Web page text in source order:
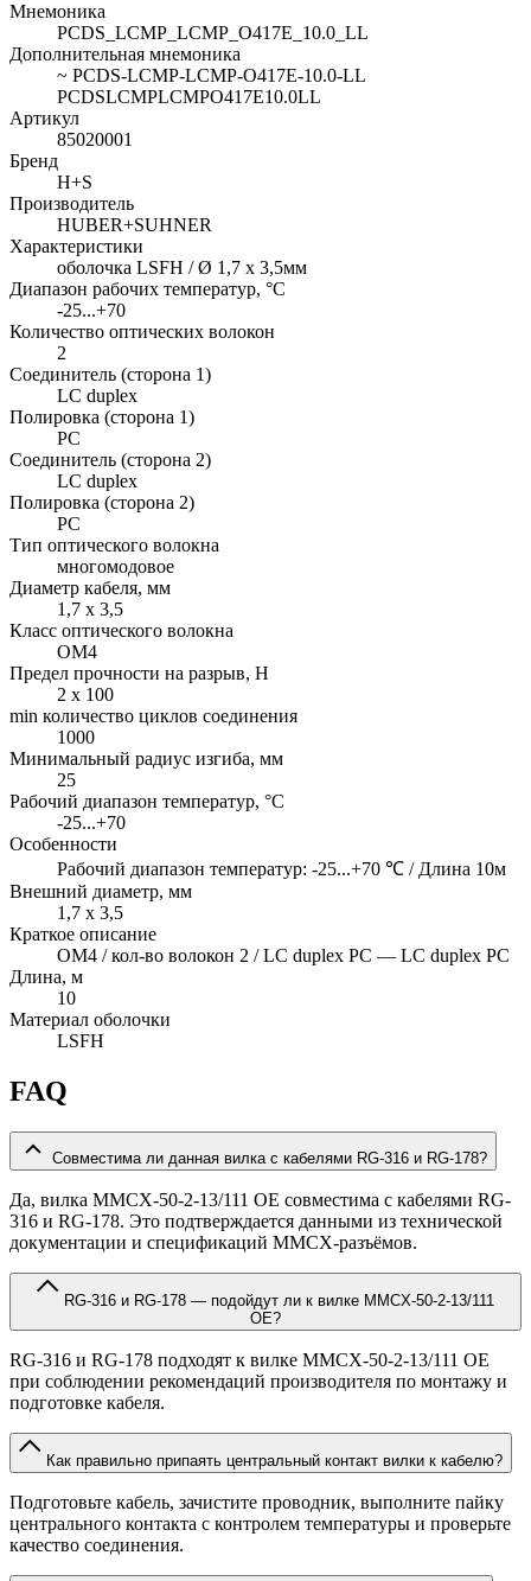
Мнемоника
PCDS_LCMP_LCMP_O417E_10.0_LL
Дополнительная мнемоника
~ PCDS-LCMP-LCMP-O417E-10.0-LL
PCDSLCMPLCMPO417E10.0LL
Артикул
85020001
Бренд
H+S
Производитель
HUBER+SUHNER
Характеристики
оболочка LSFH / Ø 1,7 x 3,5мм
Диапазон рабочих температур, °C
-25...+70
Количество оптических волокон
2
Соединитель (сторона 1)
LC duplex
Полировка (сторона 1)
PC
Соединитель (сторона 2)
LC duplex
Полировка (сторона 2)
PC
Тип оптического волокна
многомодовое
Диаметр кабеля, мм
1,7 x 3,5
Класс оптического волокна
OM4
Предел прочности на разрыв, H
2 x 100
min количество циклов соединения
1000
Минимальный радиус изгиба, мм
25
Рабочий диапазон температур, °C
-25...+70
Особенности
Рабочий диапазон температур: -25...+70 ℃ / Длина 10м
Внешний диаметр, мм
1,7 x 3,5
Краткое описание
OM4 / кол-во волокон 2 / LC duplex PC — LC duplex PC
Длина, м
10
Материал оболочки
LSFH
FAQ
Совместима ли данная вилка с кабелями RG-316 и RG-178?
Да, вилка MMCX-50-2-13/111 OE совместима с кабелями RG-
316 и RG-178. Это подтверждается данными из технической
документации и спецификаций MMCX-разъёмов.
OE?
RG-316 и RG-178 подходят к вилке MMCX-50-2-13/111 OE
при соблюдении рекомендаций производителя по монтажу и
подготовке кабеля.
Как правильно припаять центральный контакт вилки к кабелю?
Подготовьте кабель, зачистите проводник, выполните пайку
центрального контакта с контролем температуры и проверьте
качество соединения.